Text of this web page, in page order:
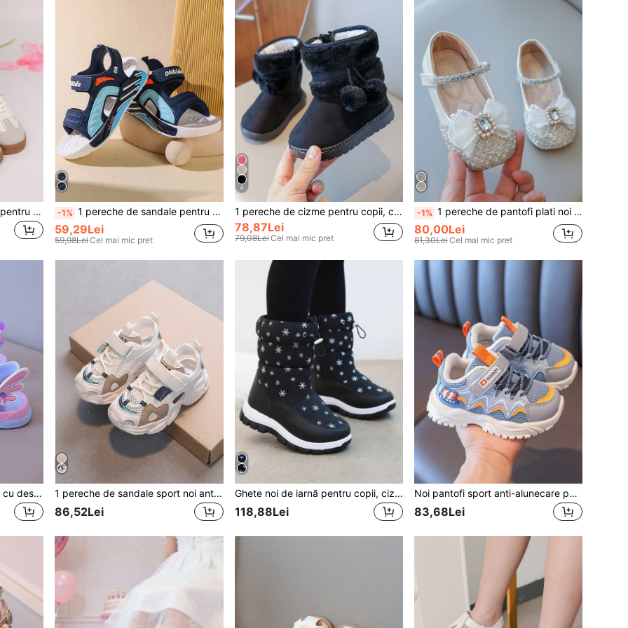
1 pereche de pantofi sport pentru copii de toamnă, pantofi de skate la modă pentru băieți și fete, design versatil pentru copii în aer liber, petrecere, călătorii -1% 1 pereche de sandale pentru copii, sandale sport unisex la modă, 2025 pantofi noi pentru copii mici cu fund moale, pantofi de plajă plați antiderapanți cu cârlig și buclă casual, potriviți pentru băieți, fete, în aer liber, petreceri, călătorii, vară
59,29Lei
59,98LeiCel mai mic pret
4
1 pereche de cizme pentru copii, cizme de zăpadă kaki cu căptușeală termică, blană artificială groasă, cu pompon, talpă moale antiderapantă, cizme până la jumătatea gambei, potrivite pentru băieți și fete, activități în aer liber, petreceri, călătorii, iarnă
78,87Lei
79,08LeiCel mai mic pret
-1% 1 pereche de pantofi plati noi de vară stil prințesă pentru fete cu decorațiuni de perle și strasuri, pantofi pentru copii, cu talpă moale, anti-alunecare.
80,00Lei
81,30LeiCel mai mic pret
1 pereche de sandale plate cu desene animate pentru copii, pantofi de vară noi cu fund moale pentru copii mici, pantofi de plajă casual pentru copii medii/mici, design la modă, potrivit pentru fete în aer liber, petreceri, călătorii, vacanțe 1 pereche de sandale sport noi anti-alunecare cu talpă moale pentru băieți
86,52Lei
Ghete noi de iarnă pentru copii, cizme de zăpadă groase și calde pentru băieți și fete, decor cu fulgi de zăpadă, cizme de iarnă antiderapante cu talpă moale pentru exterior
118,88Lei
Noi pantofi sport anti-alunecare pentru băieți, cu plasă respirabilă, pantofi pentru copii
83,68Lei